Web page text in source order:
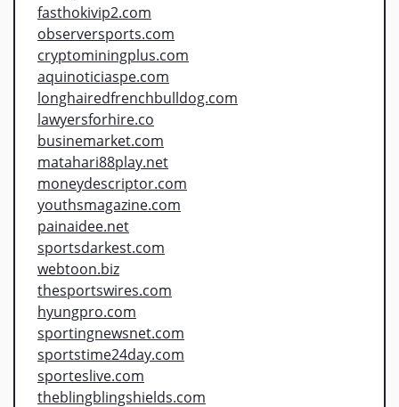
fasthokivip2.com
observersports.com
cryptominingplus.com
aquinoticiaspe.com
longhairedfrenchbulldog.com
lawyersforhire.co
businemarket.com
matahari88play.net
moneydescriptor.com
youthsmagazine.com
painaidee.net
sportsdarkest.com
webtoon.biz
thesportswires.com
hyungpro.com
sportingnewsnet.com
sportstime24day.com
sporteslive.com
theblingblingshields.com